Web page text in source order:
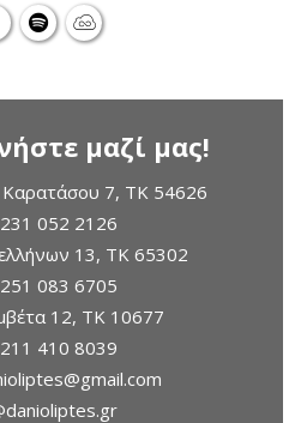
μαζί μας!
7, TK 54626
231 052 2126
13, ΤΚ 65302
251 083 6705
12, ΤΚ 10677
211 410 8039